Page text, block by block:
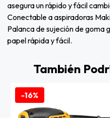
asegura un rápido y fácil
Conectable a aspiradoras
Palanca de sujeción de goma
papel rápida y fácil.
También
-16%